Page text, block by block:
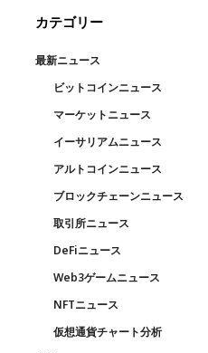
カテゴリー
最新ニュース
ビットコインニュース
マーケットニュース
イーサリアムニュース
アルトコインニュース
ブロックチェーンニュース
取引所ニュース
DeFiニュース
Web3ゲームニュース
NFTニュース
仮想通貨チャート分析